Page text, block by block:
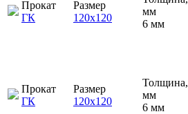
Прокат
ГК
Размер
120х120
мм
6 мм
Прокат
ГК
Размер
120х120
Толщина,
мм
6 мм